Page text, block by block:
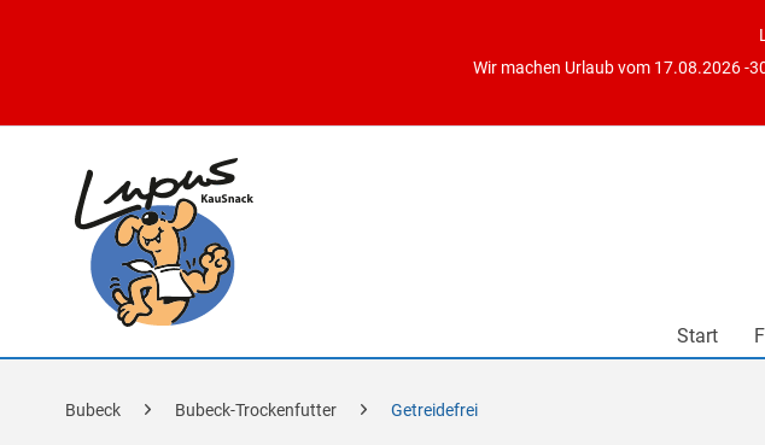
Wir machen Urlaub vom 17.08.2026 -
Start
Bubeck Bubeck-Trockenfutter Getreidefrei